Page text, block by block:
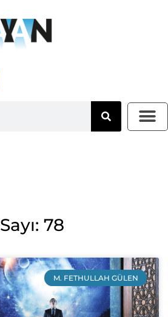
Sayı: 78
M. FETHULLAH GÜLEN